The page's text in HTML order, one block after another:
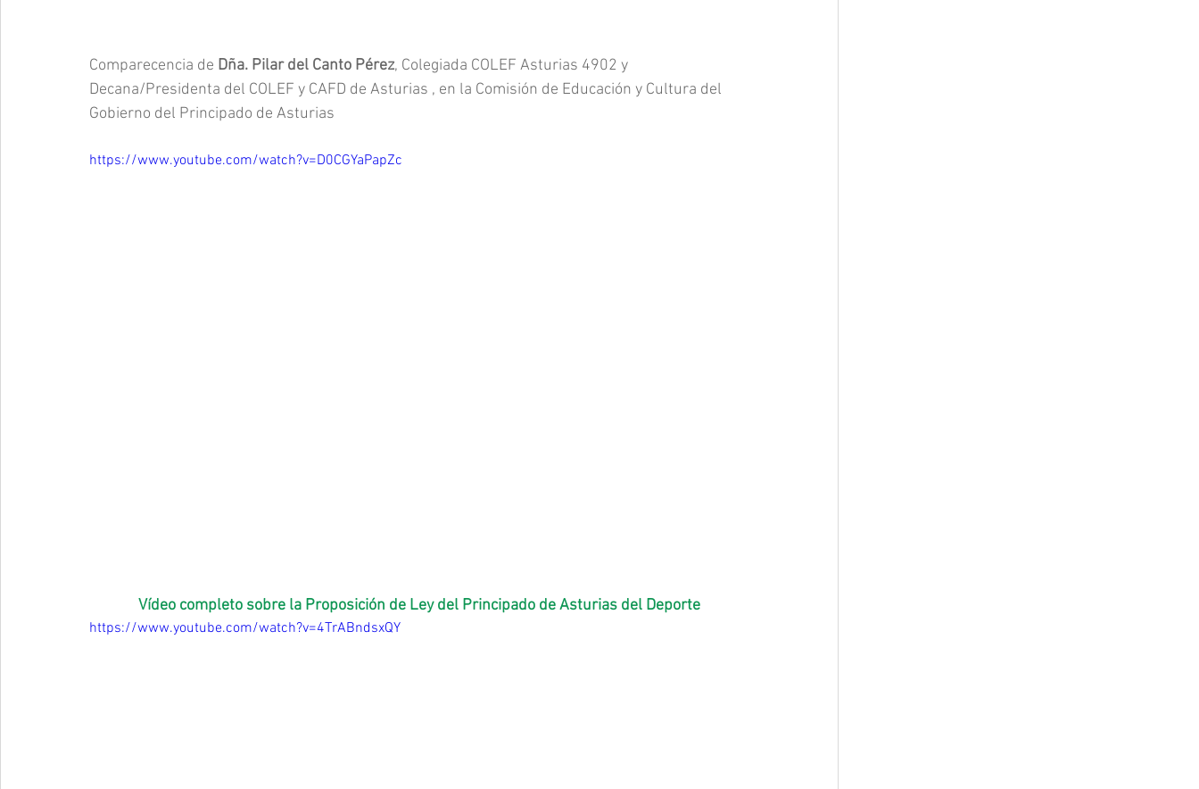
Comparecencia de Dña. Pilar del Canto Pérez, Colegiada COLEF Asturias 4902 y
Decana/Presidenta del COLEF y CAFD de Asturias , en la Comisión de Educación y Cultura del
Gobierno del Principado de Asturias
https://www.youtube.com/watch?v=D0CGYaPapZc
Vídeo completo sobre la Proposición de Ley del Principado de Asturias del Deporte
https://www.youtube.com/watch?v=4TrABndsxQY